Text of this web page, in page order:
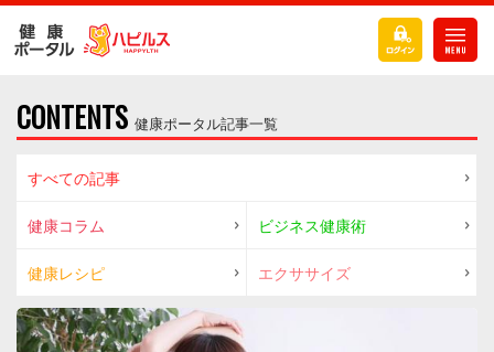
CONTENTS 健康ポータル記事一覧
すべての記事
健康コラム ビジネス健康術
健康レシピ エクササイズ